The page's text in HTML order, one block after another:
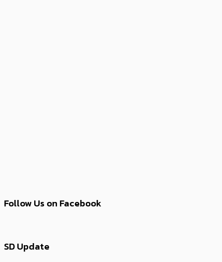
Follow Us on Facebook
SD Update